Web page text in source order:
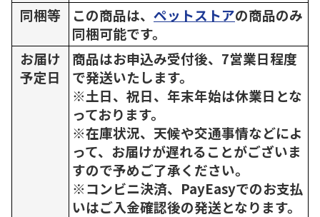
同梱等
この商品は、 ペットストアの商品のみ
同梱可能です。
お届け
予定日
商品はお申込み受付後、7営業日程度
で発送いたします。
※土日、祝日、年末年始は休業日とな
っております。
※在庫状況、天候や交通事情などによ
って、お届けが遅れることがございま
すので予めご了承ください。
※コンビニ決済、PayEasyでのお支払
いはご入金確認後の発送となります。